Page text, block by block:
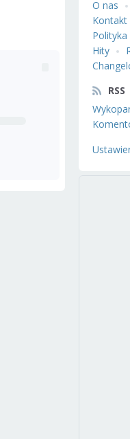
O nas
Kontakt
Hity
RSS